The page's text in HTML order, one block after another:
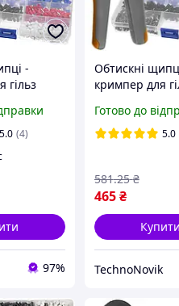
-
гільз
5.0 (4)
97%
Обтискні
кримпер для
гільз 500 шт.,
мм2
Готово до
5.0
465 ₴
581.25 ₴
Купити
TechnoNovik